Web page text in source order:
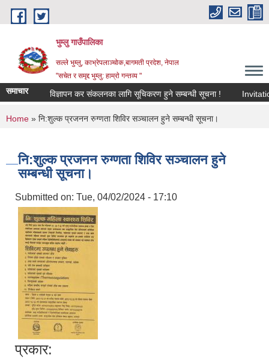
Skip to main content
भुम्लु गाउँपालिका
सल्ले भुम्लु, काभ्रेपलाञ्चोक,बागमती प्रदेश, नेपाल
"सचेत र समृद्द भुम्लु: हाम्राे गन्तव्य "
समाचार विज्ञापन कर संकलनका लागि सूचिकरण हुने सम्बन्धी सूचना !
You are here
Home » नि:शुल्क प्रजनन रुग्णता शिविर सञ्चालन हुने सम्बन्धी सूचना।
नि:शुल्क प्रजनन रुग्णता शिविर सञ्चालन हुने
सम्बन्धी सूचना।
Submitted on: Tue, 04/02/2024 - 17:10
प्रकार: